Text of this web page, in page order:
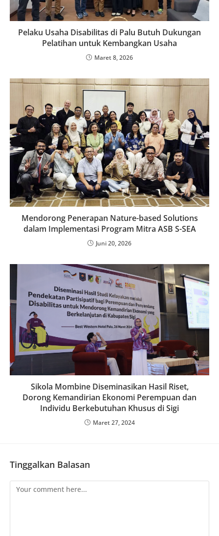
Pelaku Usaha Disabilitas di Palu Butuh Dukungan
Pelatihan untuk Kembangkan Usaha
Maret 8, 2026
Mendorong Penerapan Nature-based Solutions
dalam Implementasi Program Mitra ASB S-SEA
Juni 20, 2026
Sikola Mombine Diseminasikan Hasil Riset,
Dorong Kemandirian Ekonomi Perempuan dan
Individu Berkebutuhan Khusus di Sigi
Maret 27, 2024
Tinggalkan Balasan
Comment